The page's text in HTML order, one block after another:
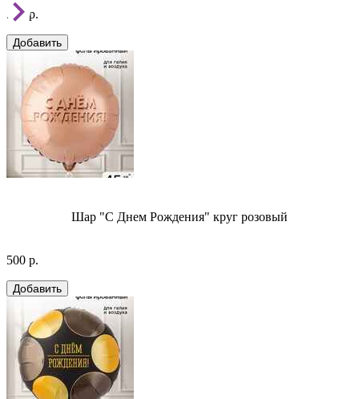
500 р.
Шар "С Днем Рождения" круг розовый
500 р.